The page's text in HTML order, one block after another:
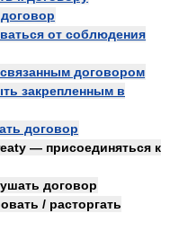
от соблюдения
договором
закрепленным в
договор
— присоединяться к
договор
/ расторгать